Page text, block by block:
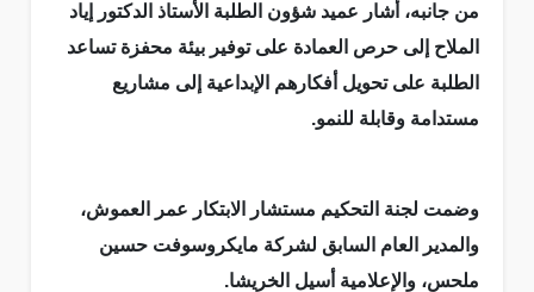
من جانبه، أشار عميد شؤون الطلبة الأستاذ الدكتور إياد
الملاح إلى حرص العمادة على توفير بيئة محفزة تساعد
الطلبة على تحويل أفكارهم الإبداعية إلى مشاريع
مستدامة وقابلة للنمو.
وضمت لجنة التحكيم مستشار الابتكار عمر العموش،
والمدير العام السابق لشركة مايكروسوفت حسين
ملحس، والإعلامية أسيل الخريشا.